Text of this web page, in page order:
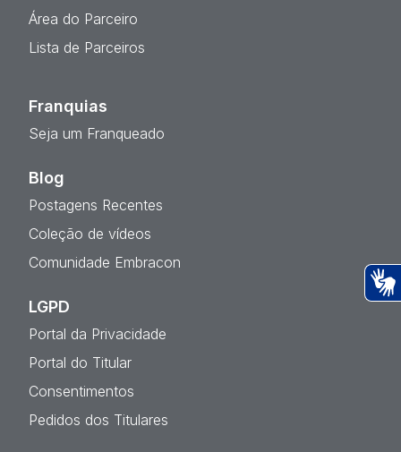
Área do Parceiro
Lista de Parceiros
Franquias
Seja um Franqueado
Blog
Postagens Recentes
Coleção de vídeos
Comunidade Embracon
LGPD
Portal da Privacidade
Portal do Titular
Consentimentos
Pedidos dos Titulares